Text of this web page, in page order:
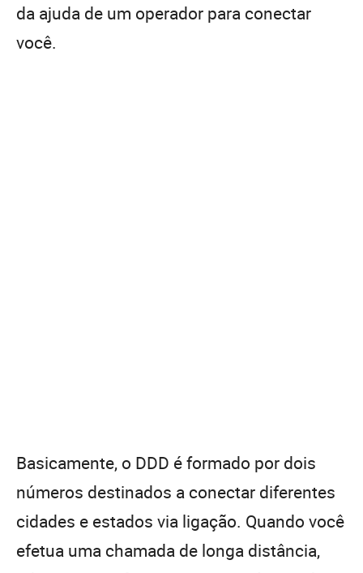
da ajuda de um operador para conectar
você.
Basicamente, o DDD é formado por dois
números destinados a conectar diferentes
cidades e estados via ligação. Quando você
efetua uma chamada de longa distância,